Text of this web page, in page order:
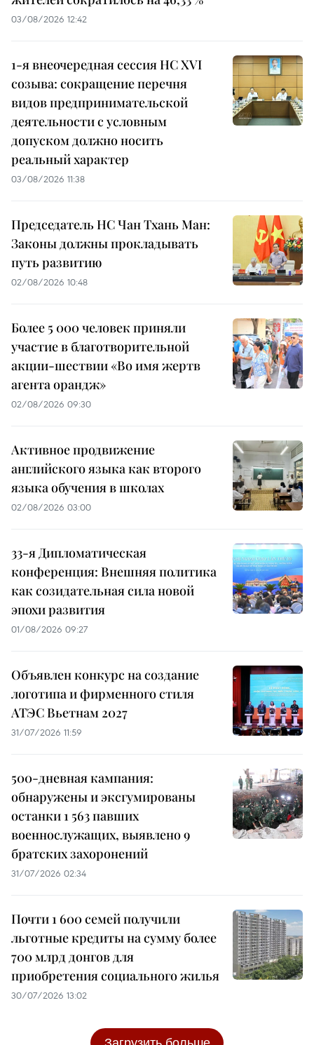
03/08/2026 12:42
1-я внеочередная сессия НС XVI
созыва: сокращение перечня
видов предпринимательской
деятельности с условным
допуском должно носить
реальный характер
03/08/2026 11:38
Председатель НС Чан Тхань Ман:
Законы должны прокладывать
путь развитию
02/08/2026 10:48
Более 5 000 человек приняли
участие в благотворительной
акции-шествии «Во имя жертв
агента орандж»
02/08/2026 09:30
Активное продвижение
английского языка как второго
языка обучения в школах
02/08/2026 03:00
33-я Дипломатическая
конференция: Внешняя политика
как созидательная сила новой
эпохи развития
01/08/2026 09:27
Объявлен конкурс на создание
логотипа и фирменного стиля
АТЭС Вьетнам 2027
31/07/2026 11:59
500-дневная кампания:
обнаружены и эксгумированы
останки 1 563 павших
военнослужащих, выявлено 9
братских захоронений
31/07/2026 02:34
Почти 1 600 семей получили
льготные кредиты на сумму более
700 млрд донгов для
приобретения социального жилья
30/07/2026 13:02